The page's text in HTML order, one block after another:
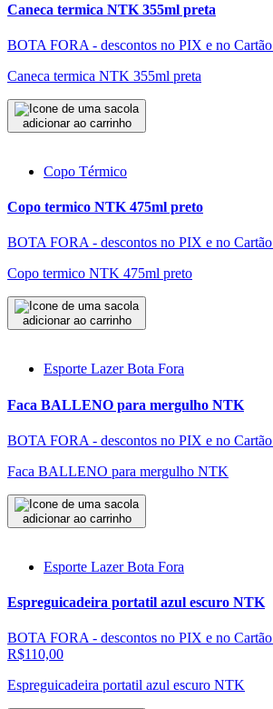
Caneca termica NTK 355ml preta
BOTA FORA - descontos no PIX e no Cartão
Caneca termica NTK 355ml preta
adicionar ao carrinho
Copo Térmico
Copo termico NTK 475ml preto
BOTA FORA - descontos no PIX e no Cartão
Copo termico NTK 475ml preto
adicionar ao carrinho
Esporte Lazer Bota Fora
Faca BALLENO para mergulho NTK
BOTA FORA - descontos no PIX e no Cartão
Faca BALLENO para mergulho NTK
adicionar ao carrinho
Esporte Lazer Bota Fora
Espreguicadeira portatil azul escuro NTK
BOTA FORA - descontos no PIX e no Cartão
R$110,00
Espreguicadeira portatil azul escuro NTK